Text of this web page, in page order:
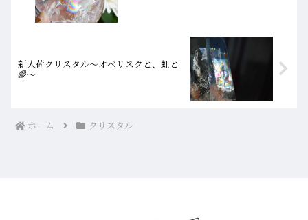
新入荷クリスタル～オベリスクと、虹と
🌈～
ホーム クリスタル